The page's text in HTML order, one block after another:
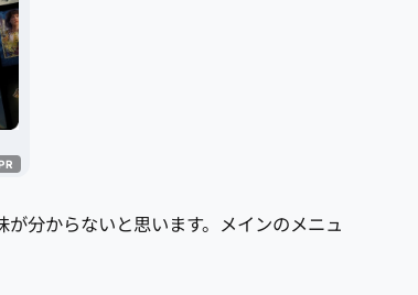
分からないと思います。メインのメニュ